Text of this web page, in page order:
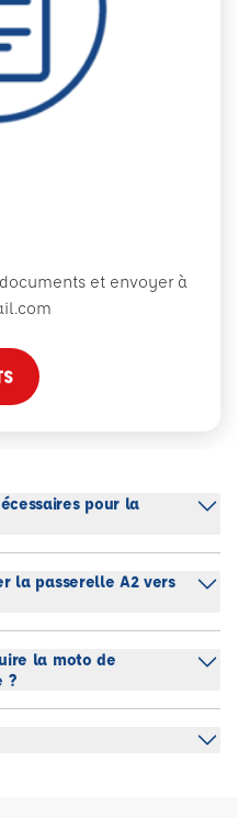
et envoyer à
pour la
la passerelle A2 vers
la moto de
?